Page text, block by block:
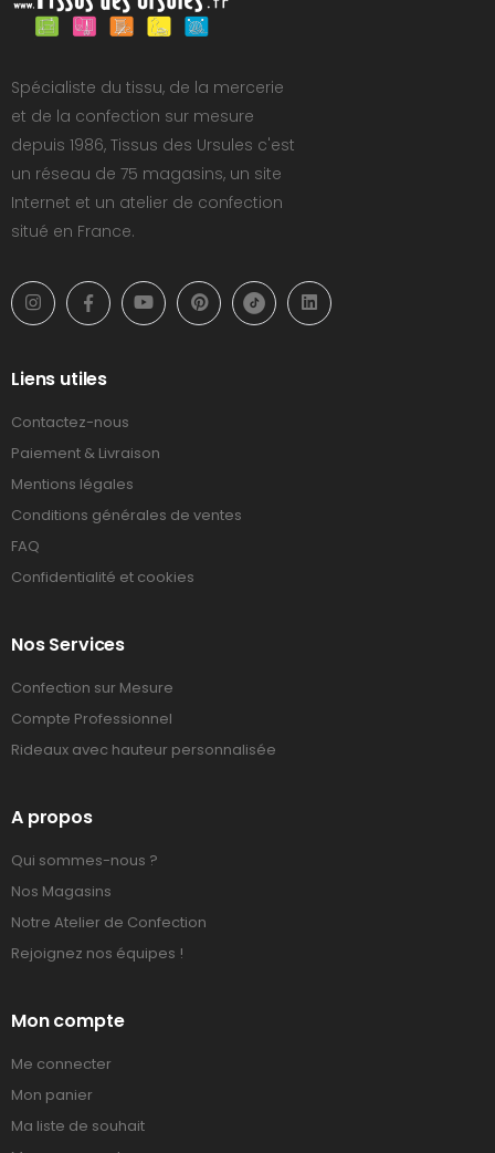
Spécialiste du tissu, de la mercerie
et de la confection sur mesure
depuis 1986, Tissus des Ursules c'est
un réseau de 75 magasins, un site
Internet et un atelier de confection
situé en France.
Liens utiles
Contactez-nous
Paiement & Livraison
Mentions légales
Conditions générales de ventes
FAQ
Confidentialité et cookies
Nos Services
Confection sur Mesure
Compte Professionnel
Rideaux avec hauteur personnalisée
A propos
Qui sommes-nous ?
Nos Magasins
Notre Atelier de Confection
Rejoignez nos équipes !
Mon compte
Me connecter
Mon panier
Ma liste de souhait